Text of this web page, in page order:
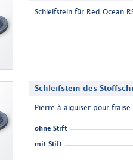
Schleifstein für Red Ocean
Schleifstein des
Pierre à aiguiser pour
ohne Stift
mit Stift